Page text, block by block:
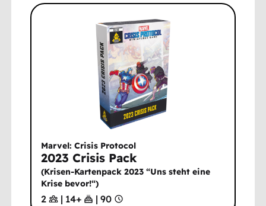
Marvel: Crisis Protocol
2023 Crisis Pack
(Krisen-Kartenpack 2023 “Uns steht eine
Krise bevor!“)
2 | 14+ | 90